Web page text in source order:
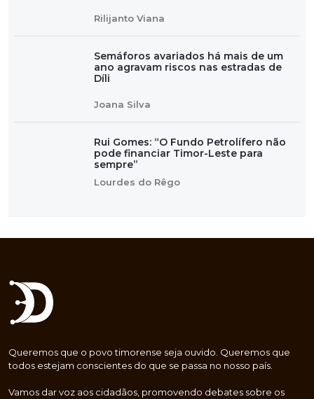
Rilijanto Viana
Semáforos avariados há mais de um
ano agravam riscos nas estradas de
Díli
Joana Silva
Rui Gomes: “O Fundo Petrolífero não
pode financiar Timor-Leste para
sempre”
Lourdes do Rêgo
Queremos que o povo timorense seja ouvido. Queremos que
todos estejam conscientes do que se passa no nosso país.
Vamos dar voz aos cidadãos, promovendo debates sobre os